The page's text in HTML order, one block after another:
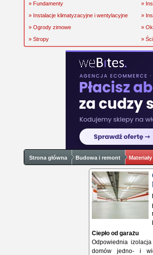
» Fundamenty
»
» Instalacje klimatyzacyjne i wentylacyjne
»
» Ogrody zimowe
»
» Stropy
»
Strona główna Budowa i remont
Ciepło od garażu
Odpowiednia
domów jedno- i